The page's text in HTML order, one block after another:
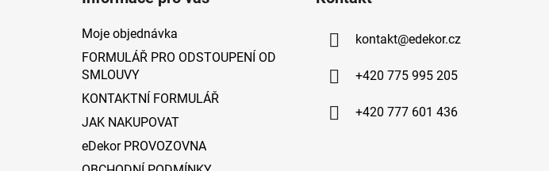
Moje objednávka
FORMULÁŘ PRO ODSTOUPENÍ OD
SMLOUVY
KONTAKTNÍ FORMULÁŘ
JAK NAKUPOVAT
eDekor PROVOZOVNA
kontakt@edekor.cz
+420 775 995 205
+420 777 601 436